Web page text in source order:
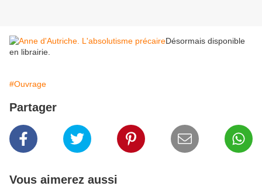
Désormais disponible
en librairie.
#Ouvrage
Partager
Vous aimerez aussi